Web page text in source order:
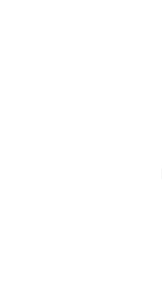
Schimbatoare
Schimbatoare si